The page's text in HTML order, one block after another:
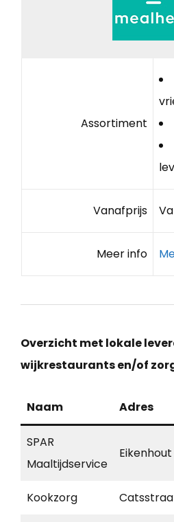
Assortiment
Vanafprijs
Meer info
Overzicht met lokale
wijkrestaurants en/of
Naam Adres
SPAR
Maaltijdservice
Kookzorg